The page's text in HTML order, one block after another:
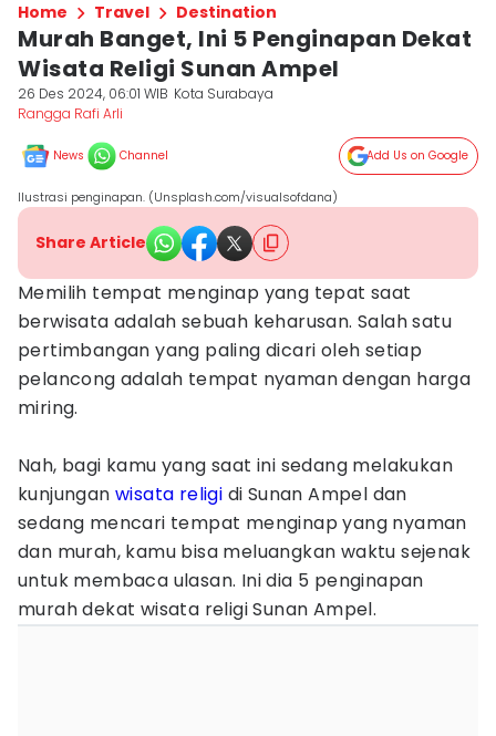
Home Travel Destination
Murah Banget, Ini 5 Penginapan Dekat
Wisata Religi Sunan Ampel
26 Des 2024, 06:01 WIB Kota Surabaya
Rangga Rafi Arli
News Channel Add Us on Google
Ilustrasi penginapan. (Unsplash.com/visualsofdana)
Share Article
Memilih tempat menginap yang tepat saat
berwisata adalah sebuah keharusan. Salah satu
pertimbangan yang paling dicari oleh setiap
pelancong adalah tempat nyaman dengan harga
miring.
Nah, bagi kamu yang saat ini sedang melakukan
kunjunganwisata religi di Sunan Ampel dan
sedang mencari tempat menginap yang nyaman
dan murah, kamu bisa meluangkan waktu sejenak
untuk membaca ulasan. Ini dia 5 penginapan
murah dekat wisata religi Sunan Ampel.